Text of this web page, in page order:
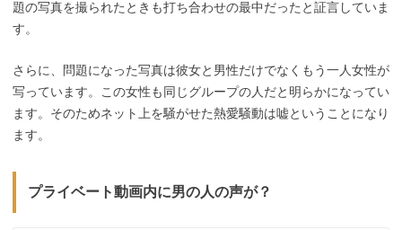
題の写真を撮られたときも打ち合わせの最中だったと証言していま
す。
さらに、問題になった写真は彼女と男性だけでなくもう一人女性が
写っています。この女性も同じグループの人だと明らかになってい
ます。そのためネット上を騒がせた熱愛騒動は嘘ということになり
ます。
プライベート動画内に男の人の声が？